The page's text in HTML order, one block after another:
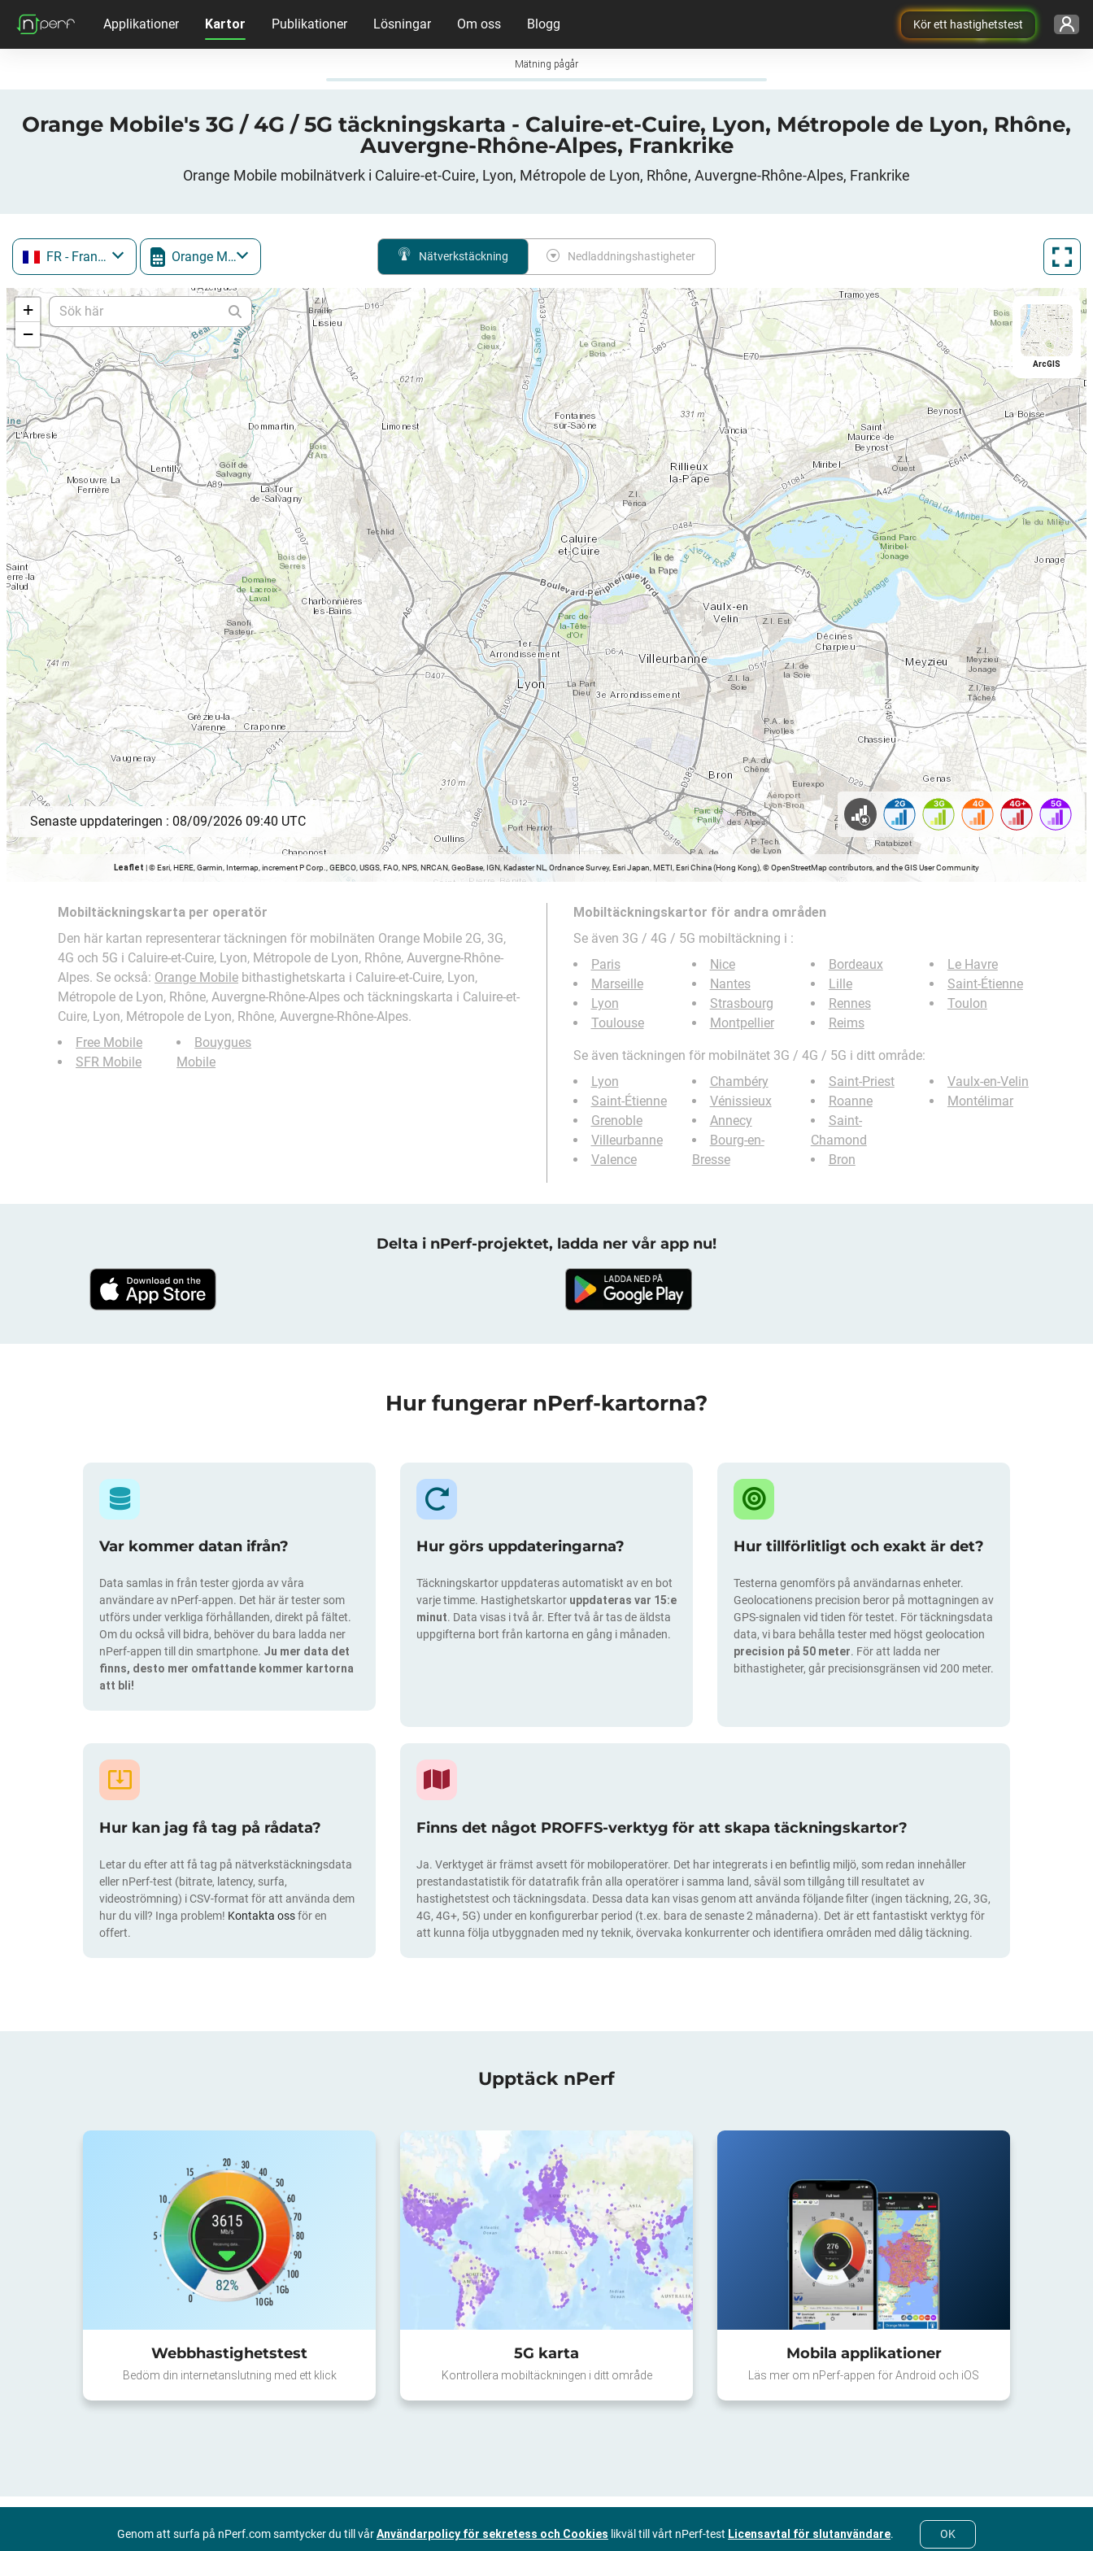
Kör ett hastighetstest
Applikationer Kartor Publikationer Lösningar Om oss Blogg
Mätning pågår
Orange Mobile's 3G / 4G / 5G täckningskarta - Caluire-et-Cuire, Lyon, Métropole de Lyon, Rhône,
Auvergne-Rhône-Alpes, Frankrike
Orange Mobile mobilnätverk i Caluire-et-Cuire, Lyon, Métropole de Lyon, Rhône, Auvergne-Rhône-Alpes, Frankrike
FR- Frankrike Orange Mobile Nätverkstäckning Nedladdningshastigheter
+
−
Leaflet |© Esri, HERE, Garmin, Intermap, increment P Corp., GEBCO, USGS, FAO, NPS, NRCAN, GeoBase, IGN, Kadaster NL, Ordnance Survey, Esri Japan, METI, Esri China (Hong Kong), © OpenStreetMap contributors, and the GIS User Community
ArcGIS
Senaste uppdateringen : 08/09/2026 09:40 UTC
Mobiltäckningskarta per operatör
Den här kartan representerar täckningen för mobilnäten Orange Mobile 2G, 3G,
4G och 5G i Caluire-et-Cuire, Lyon, Métropole de Lyon, Rhône, Auvergne-Rhône-
Alpes. Se också: Orange Mobile bithastighetskarta i Caluire-et-Cuire, Lyon,
Métropole de Lyon, Rhône, Auvergne-Rhône-Alpes och täckningskarta i Caluire-et-
Cuire, Lyon, Métropole de Lyon, Rhône, Auvergne-Rhône-Alpes.
Free Mobile
SFR Mobile
Bouygues
Mobile
Mobiltäckningskartor för andra områden
Se även 3G / 4G / 5G mobiltäckning i :
Paris
Marseille
Lyon
Toulouse
Nice
Nantes
Strasbourg
Montpellier
Bordeaux
Lille
Rennes
Reims
Le Havre
Saint-Étienne
Toulon
Se även täckningen för mobilnätet 3G / 4G / 5G i ditt område:
Lyon
Saint-Étienne
Grenoble
Villeurbanne
Valence
Chambéry
Vénissieux
Annecy
Bourg-en-
Bresse
Saint-Priest
Roanne
Saint-
Chamond
Bron
Vaulx-en-Velin
Montélimar
Delta i nPerf-projektet, ladda ner vår app nu!
Hur fungerar nPerf-kartorna?
Var kommer datan ifrån?
Data samlas in från tester gjorda av våra
användare av nPerf-appen. Det här är tester som
utförs under verkliga förhållanden, direkt på fältet.
Om du också vill bidra, behöver du bara ladda ner
nPerf-appen till din smartphone. Ju mer data det
finns, desto mer omfattande kommer kartorna
att bli!
Hur görs uppdateringarna?
Täckningskartor uppdateras automatiskt av en bot
varje timme. Hastighetskartor uppdateras var 15:e
minut. Data visas i två år. Efter två år tas de äldsta
uppgifterna bort från kartorna en gång i månaden.
Hur tillförlitligt och exakt är det?
Testerna genomförs på användarnas enheter.
Geolocationens precision beror på mottagningen av
GPS-signalen vid tiden för testet. För täckningsdata
data, vi bara behålla tester med högst geolocation
precision på 50 meter. För att ladda ner
bithastigheter, går precisionsgränsen vid 200 meter.
Hur kan jag få tag på rådata?
Letar du efter att få tag på nätverkstäckningsdata
eller nPerf-test (bitrate, latency, surfa,
videoströmning) i CSV-format för att använda dem
hur du vill? Inga problem! Kontakta ossför en
offert.
Finns det något PROFFS-verktyg för att skapa täckningskartor?
Ja. Verktyget är främst avsett för mobiloperatörer. Det har integrerats i en befintlig miljö, som redan innehåller
prestandastatistik för datatrafik från alla operatörer i samma land, såväl som tillgång till resultatet av
hastighetstest och täckningsdata. Dessa data kan visas genom att använda följande filter (ingen täckning, 2G, 3G,
4G, 4G+, 5G) under en konfigurerbar period (t.ex. bara de senaste 2 månaderna). Det är ett fantastiskt verktyg för
att kunna följa utbyggnaden med ny teknik, övervaka konkurrenter och identifiera områden med dålig täckning.
Upptäck nPerf
Webbhastighetstest
Bedöm din internetanslutning med ett klick
5G karta
Kontrollera mobiltäckningen i ditt område
Mobila applikationer
Läs mer om nPerf-appen för Android och iOS
Genom att surfa på nPerf.com samtycker du till vårAnvändarpolicy för sekretess och Cookies likväl till vårt nPerf-test Licensavtal för slutanvändare. OK